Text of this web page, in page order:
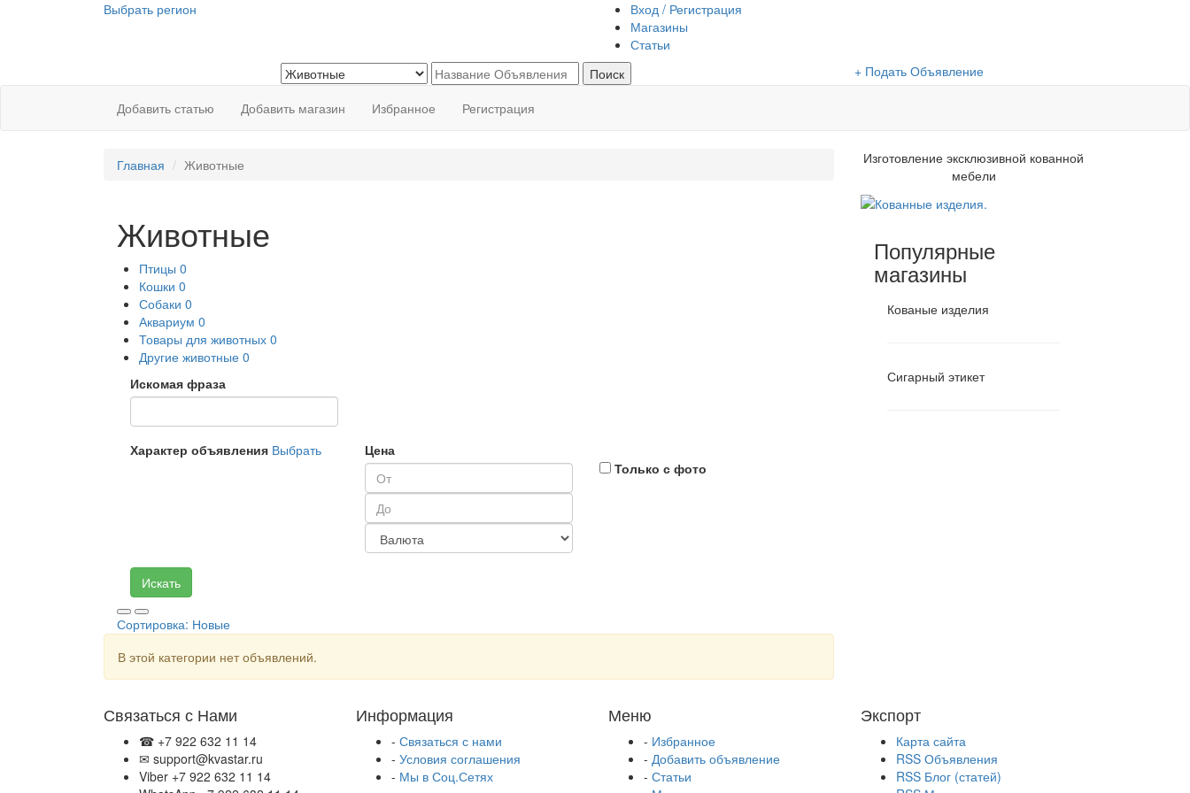
Выбрать регион
Вход / Регистрация
Магазины
Статьи
Поиск
+ Подать Объявление
Добавить статью Добавить магазин Избранное Регистрация
Главная Животные
Животные
Птицы 0
Кошки 0
Собаки 0
Аквариум 0
Товары для животных 0
Другие животные 0
Искомая фраза
Характер объявления Выбрать
Цена
Только с фото
Искать
Сортировка: Новые
В этой категории нет объявлений.
Изготовление эксклюзивной кованной
мебели
Популярные
магазины
Кованые изделия
Сигарный этикет
Связаться с Нами
☎ +7 922 632 11 14
✉ support@kvastar.ru
Viber +7 922 632 11 14
Информация
- Связаться с нами
- Условия соглашения
- Мы в Соц.Сетях
Меню
- Избранное
- Добавить объявление
- Статьи
Экспорт
Карта сайта
RSS Объявления
RSS Блог (статей)